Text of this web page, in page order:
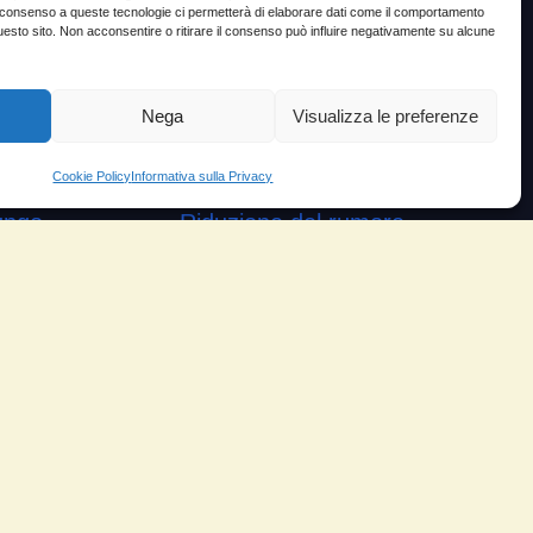
a queste tecnologie ci permetterà di elaborare dati come il comportamento
sito. Non acconsentire o ritirare il consenso può influire negativamente su alcune
Nega Visualizza le preferenze
Cookie PolicyInformativa sulla Privacy
velocità
Testimoni soddisfatti
Motore dura di più
Riduzione del rumore